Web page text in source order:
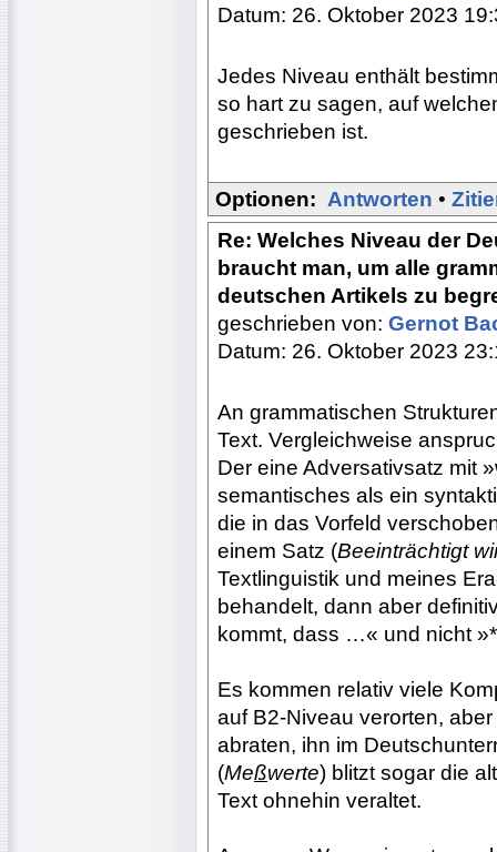
Datum: 26. Oktober 2023
Jedes Niveau enthält
so hart zu sagen, auf
geschrieben ist.
Optionen: Antworten •
Re: Welches Niveau der
braucht man, um alle
deutschen Artikels zu
geschrieben von: Gernot
Datum: 26. Oktober 2023
An grammatischen
Text. Vergleichweise
Der eine Adversativsatz mit
semantisches als ein
die in das Vorfeld
einem Satz (Beeinträchtigt
Textlinguistik und meines
behandelt, dann aber
kommt, dass …« und nicht
Es kommen relativ viele
auf B2-Niveau verorten,
abraten, ihn im
(Meßwerte) blitzt sogar die
Text ohnehin veraltet.